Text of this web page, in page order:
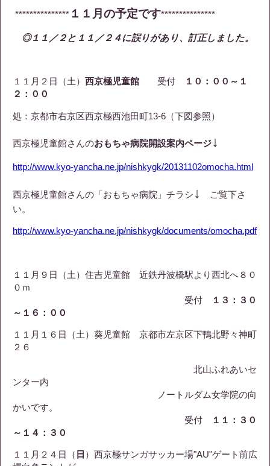
*************** １１月の予定です***************
◎１１／２と１１／２４に誤りがあり、訂正しました。
１１月２日（土） 西京極児童館 受付
１０：００～１
２：００
処：京都市右京区西京極西池田町13-6（下図参照）
西京極児童館さんのおもちゃ病院開設案内ページ↓
http://www.kyo-yancha.ne.jp/nishkygk/20131102omocha.html
西京極児童館さんの「おもちゃ病院」チラシ ↓
ご覧下さ
い。
http://www.kyo-yancha.ne.jp/nishkygk/documents/omocha.pdf
１１月９日（土）住吉児童館 近鉄丹波橋駅より西北へ８０
０ｍ
受付
１３：３０
～１６：００
１１月１６日（土）葵児童館 京都市左京区下鴨北野々神町
２６
北山ふれあいセ
ンター内
ノートルダム女学院の向
かいです。
受付
１１：３０
～１４：３０
１１月２４日（ 日 ）西京極サンガサッカー場"AU"ゲート前広